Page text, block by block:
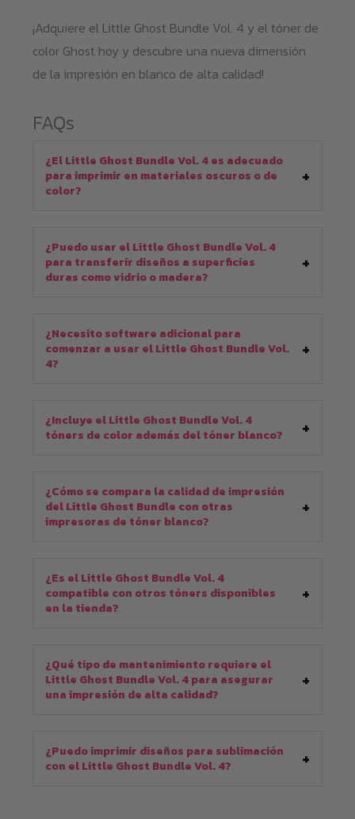
¡Adquiere el Little Ghost Bundle Vol. 4 y el tóner de
color Ghost hoy y descubre una nueva dimensión
de la impresión en blanco de alta calidad!
FAQs
¿El Little Ghost Bundle Vol. 4 es adecuado
para imprimir en materiales oscuros o de
color?
¿Puedo usar el Little Ghost Bundle Vol. 4
para transferir diseños a superficies
duras como vidrio o madera?
¿Necesito software adicional para
comenzar a usar el Little Ghost Bundle Vol.
4?
¿Incluye el Little Ghost Bundle Vol. 4
tóners de color además del tóner blanco?
¿Cómo se compara la calidad de impresión
del Little Ghost Bundle con otras
impresoras de tóner blanco?
¿Es el Little Ghost Bundle Vol. 4
compatible con otros tóners disponibles
en la tienda?
¿Qué tipo de mantenimiento requiere el
Little Ghost Bundle Vol. 4 para asegurar
una impresión de alta calidad?
¿Puedo imprimir diseños para sublimación
con el Little Ghost Bundle Vol. 4?